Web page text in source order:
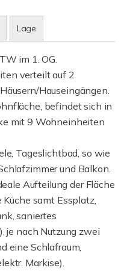
Lage
im 1. OG.
verteilt auf 2
Hauseingängen.
befindet sich in
mit 9 Wohneinheiten
Tageslichtbad, so wie
und Balkon.
Aufteilung der Fläche
samt Essplatz,
saniertes
je nach Nutzung zwei
eine Schlafraum,
Markise).